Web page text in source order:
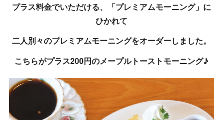
プラス料金でいただける、「プレミアムモーニング」に
ひかれて
二人別々のプレミアムモーニングをオーダーしました。
こちらがプラス200円のメープルトーストモーニング♪